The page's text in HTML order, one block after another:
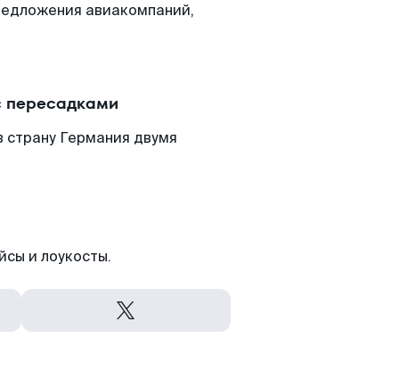
авиакомпаний,
пересадками
Германия двумя
и лоукосты.